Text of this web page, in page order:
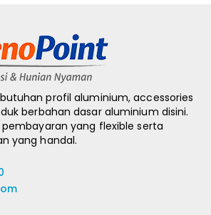
profil aluminium, accessories
berbahan dasar aluminium disini.
yang flexible serta
yang handal.